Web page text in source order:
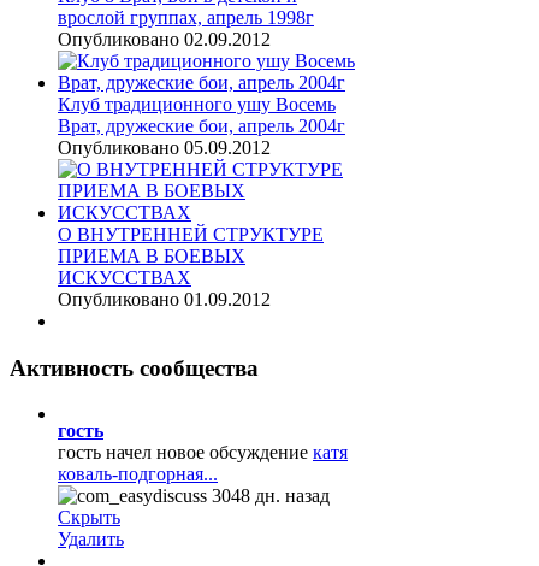
врослой группах, апрель 1998г
Опубликовано 02.09.2012
Клуб традиционного ушу Восемь
Врат, дружеские бои, апрель 2004г
Опубликовано 05.09.2012
О ВНУТРЕННЕЙ СТРУКТУРЕ
ПРИЕМА В БОЕВЫХ
ИСКУССТВАХ
Опубликовано 01.09.2012
Активность сообщества
гость
гость начел новое обсуждение катя
коваль-подгорная...
3048 дн. назад
Скрыть
Удалить